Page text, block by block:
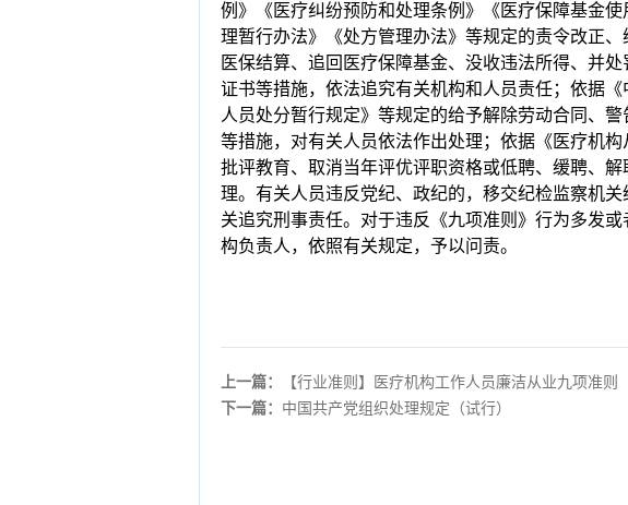
例》《医疗纠纷预防和处理条例》《医疗保障基金
理暂行办法》《处方管理办法》等规定的责令改正
医保结算、追回医疗保障基金、没收违法所得、并
证书等措施，依法追究有关机构和人员责任；依据
人员处分暂行规定》等规定的给予解除劳动合同、
等措施，对有关人员依法作出处理；依据《医疗机
批评教育、取消当年评优评职资格或低聘、缓聘、
理。有关人员违反党纪、政纪的，移交纪检监察机
关追究刑事责任。对于违反《九项准则》行为多发
构负责人，依照有关规定，予以问责。
上一篇：
【行业准则】医疗机构工作人员廉洁从业九项准则
下一篇： 中国共产党组织处理规定（试行）